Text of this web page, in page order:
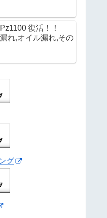
復活！！
漏れ,オイル漏れ,その
グ